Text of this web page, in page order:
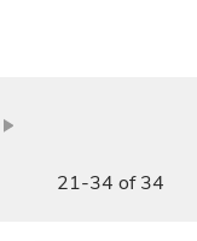
21-34 of 34